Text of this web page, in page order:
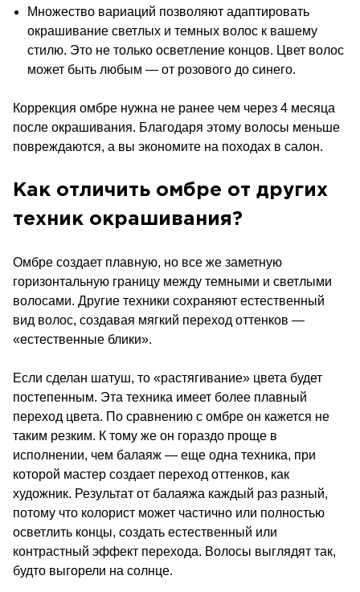
Множество вариаций позволяют адаптировать
окрашивание светлых и темных волос к вашему
стилю. Это не только осветление концов. Цвет волос
может быть любым — от розового до синего.
Коррекция омбре нужна не ранее чем через 4 месяца
после окрашивания. Благодаря этому волосы меньше
повреждаются, а вы экономите на походах в салон.
Как отличить омбре от других
техник окрашивания?
Омбре создает плавную, но все же заметную
горизонтальную границу между темными и светлыми
волосами. Другие техники сохраняют естественный
вид волос, создавая мягкий переход оттенков —
«естественные блики».
Если сделан шатуш, то «растягивание» цвета будет
постепенным. Эта техника имеет более плавный
переход цвета. По сравнению с омбре он кажется не
таким резким. К тому же он гораздо проще в
исполнении, чем балаяж — еще одна техника, при
которой мастер создает переход оттенков, как
художник. Результат от балаяжа каждый раз разный,
потому что колорист может частично или полностью
осветлить концы, создать естественный или
контрастный эффект перехода. Волосы выглядят так,
будто выгорели на солнце.